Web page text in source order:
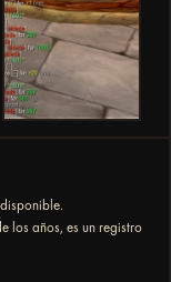
los años, es un registro